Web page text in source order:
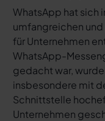
WhatsApp hat sich
umfangreichen
für Unternehmen
WhatsApp-
gedacht war,
insbesondere mit
Schnittstelle
Unternehmen